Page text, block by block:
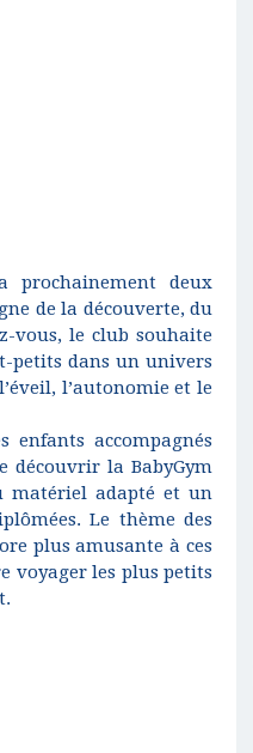
prochainement deux
de la découverte, du
vous, le club souhaite
petits dans un univers
l’autonomie et le
enfants accompagnés
découvrir la BabyGym
matériel adapté et un
Le thème des
plus amusante à ces
voyager les plus petits